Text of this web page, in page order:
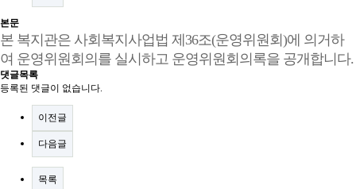
본문
본 복지관은 사회복지사업법 제36조(운영위원회)에 의거하
여 운영위원회의를 실시하고 운영위원회의록을 공개합니다.
댓글목록
등록된 댓글이 없습니다.
이전글
다음글
목록